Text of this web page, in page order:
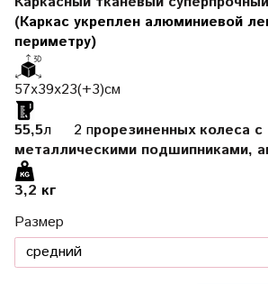
(Каркас укреплен алюминиевой
периметру)
57х39х23(+3)см
55,5л 2 прорезиненных колеса c
металлическими подшипниками,
3,2 кг
Размер